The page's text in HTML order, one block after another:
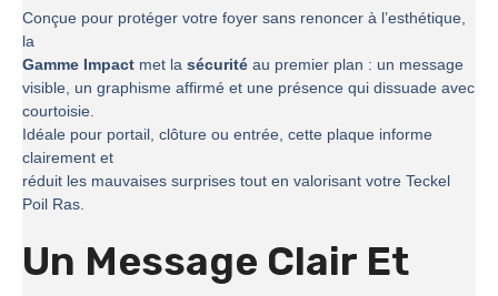
Conçue pour protéger votre foyer sans renoncer à l’esthétique,
la
Gamme Impact met la sécurité au premier plan : un message
visible, un graphisme affirmé et une présence qui dissuade avec
courtoisie.
Idéale pour portail, clôture ou entrée, cette plaque informe
clairement et
réduit les mauvaises surprises tout en valorisant votre Teckel
Poil Ras.
Un Message Clair Et